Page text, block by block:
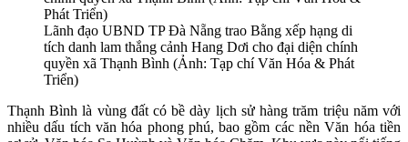
Lãnh đạo UBND TP Đà Nẵng trao Bằng xếp hạng di
tích danh lam thắng cảnh Hang Dơi cho đại diện chính
quyền xã Thạnh Bình (Ảnh: Tạp chí Văn Hóa & Phát
Triển)
Thạnh Bình là vùng đất có bề dày lịch sử hàng trăm triệu năm với
nhiều dấu tích văn hóa phong phú, bao gồm các nền Văn hóa tiền